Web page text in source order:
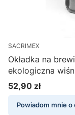
SACRIMEX
Okładka na
Cena
52,90 zł
Powiadom mnie